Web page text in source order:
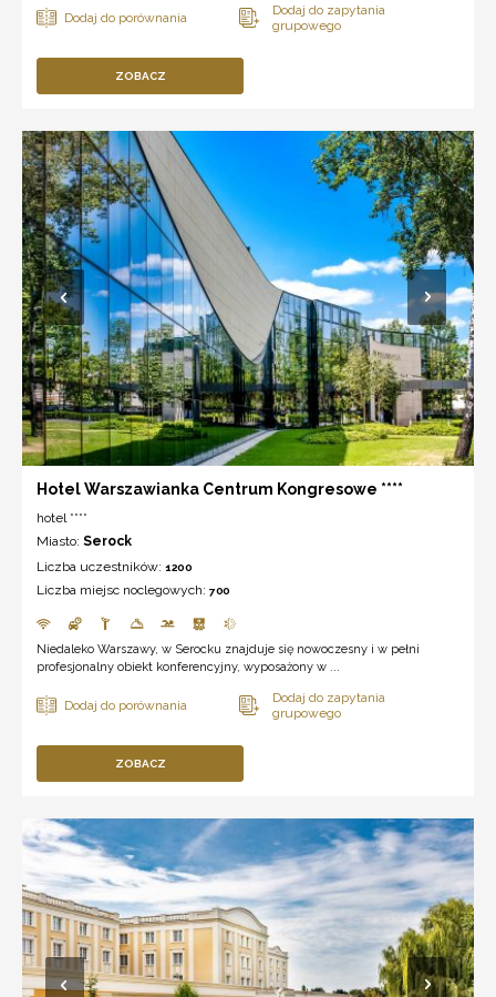
ZOBACZ
Hotel Warszawianka Centrum Kongresowe ****
hotel ****
Miasto: Serock
Liczba uczestników: 1200
Liczba miejsc noclegowych: 700
Niedaleko Warszawy, w Serocku znajduje się nowoczesny i w pełni
profesjonalny obiekt konferencyjny, wyposażony w ...
ZOBACZ